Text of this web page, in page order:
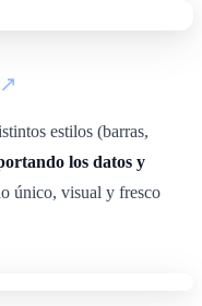
estilos (barras,
los datos y
único, visual y fresco